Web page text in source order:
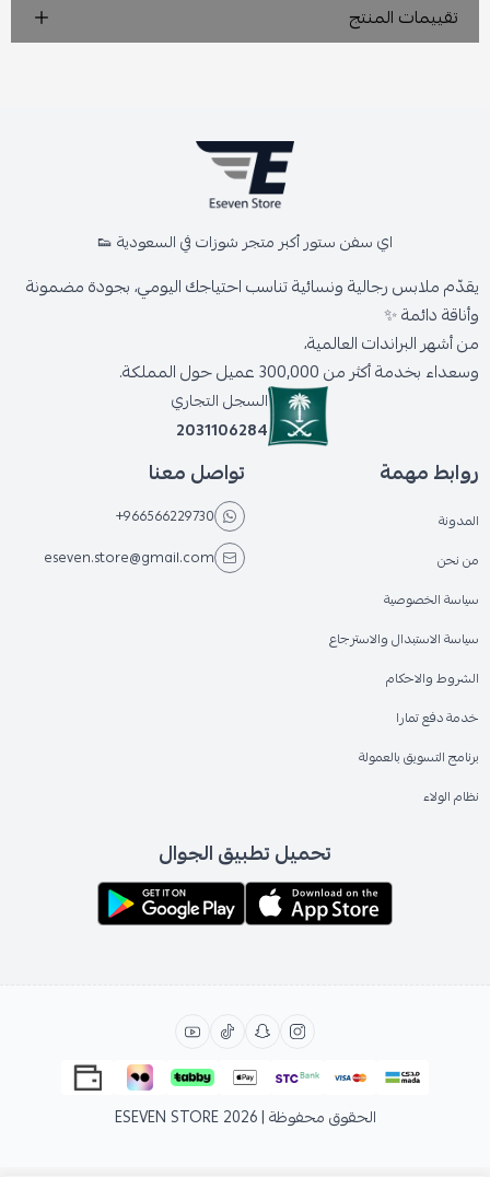
تقييمات المنتج
اي سفن ستور أكبر متجر شوزات في السعودية 👟
يقدّم ملابس رجالية ونسائية تناسب احتياجك اليومي، بجودة مضمونة
وأناقة دائمة ✨
من أشهر البراندات العالمية،
وسعداء بخدمة أكثر من 300,000 عميل حول المملكة.
السجل التجاري
2031106284
روابط مهمة
المدونة
من نحن
سياسة الخصوصية
سياسة الاستبدال والاسترجاع
الشروط والاحكام
خدمة دفع تمارا
برنامج التسويق بالعمولة
نظام الولاء
تواصل معنا
+966566229730
eseven.store@gmail.com
تحميل تطبيق الجوال
الحقوق محفوظة | 2026 ESEVEN STORE